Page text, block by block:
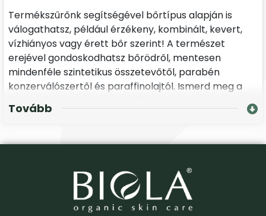
Termékszűrőnk segítségével bőrtípus alapján is
válogathatsz, például érzékeny, kombinált, kevert,
vízhiányos vagy érett bőr szerint! A természet
erejével gondoskodhatsz bőrödről, mentesen
mindenféle szintetikus összetevőtől, parabén
konzerválószertől és paraffinolajtól. Ismerd meg a
Demeter International e.V által tanúsított
biodinamikus és bio tanúsítással is rendelkező
termékkörünket is, amelyből célzottan a
legkritikusabb terület ápolásához választhatsz
szemránckrémet, tápláló szérumot, amellyel
kisímultabbá teheted.
Tovább